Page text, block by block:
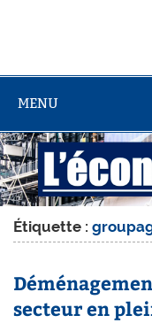
MENU
Étiquette :
secteur en